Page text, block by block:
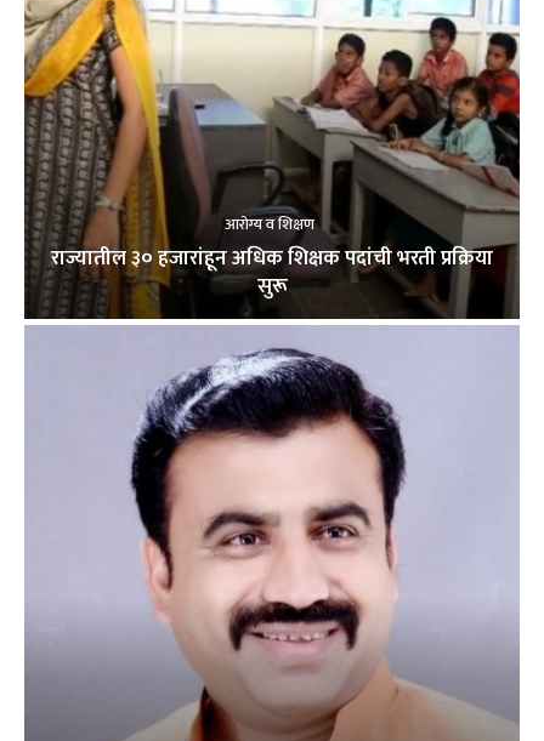
आरोग्य व शिक्षण
राज्यातील ३० हजारांहून अधिक शिक्षक पदांची भरती प्रक्रिया
सुरू